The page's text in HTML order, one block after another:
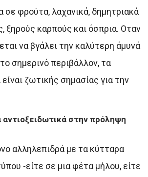
φρούτα, λαχανικά, δημητριακά
ξηρούς καρπούς και όσπρια. Οταν
να βγάλει την καλύτερη άμυνά
σημερινό περιβάλλον, τα
ζωτικής σημασίας για την
στην πρόληψη
αλληλεπιδρά με τα κύτταρα
-είτε σε μια φέτα μήλου, είτε